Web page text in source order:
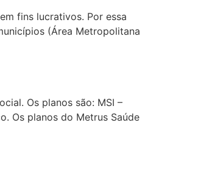
fins lucrativos. Por essa
(Área Metropolitana
Os planos são: MSI –
Os planos do Metrus Saúde